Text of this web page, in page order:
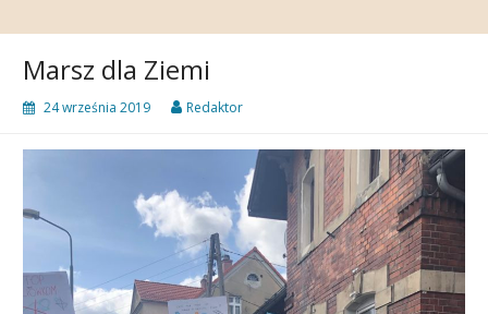
Marsz dla Ziemi
24 września 2019 Redaktor